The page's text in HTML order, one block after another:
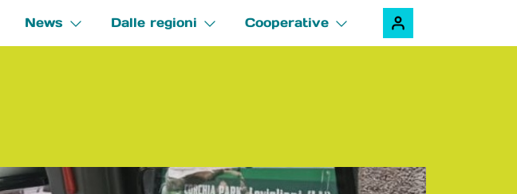
News Dalle regioni Cooperative